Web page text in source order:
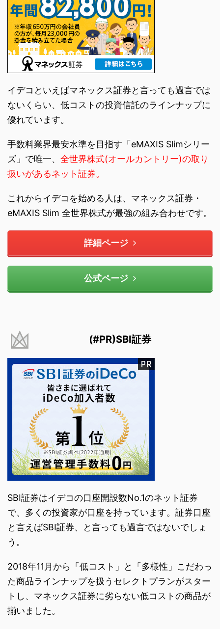
イデコといえばマネックス証券と言っても過言では
ないくらい、低コストの投資信託のラインナップに
優れています。
手数料業界最安水準を目指す「eMAXIS Slimシリー
ズ」で唯一、 全世界株式(オールカントリー)の取り
扱いがあるネット証券。
これからイデコを始める人は、マネックス証券・
eMAXIS Slim 全世界株式が最強の組み合わせです。
詳細ページ
公式ページ
(#PR)SBI証券
SBI証券はイデコの口座開設数No.1のネット証券
で、多くの投資家が口座を持っています。証券口座
と言えばSBI証券、と言っても過言ではないでしょ
う。
2018年11月から「低コスト」と「多様性」こだわっ
た商品ラインナップを扱うセレクトプランがスター
トし、マネックス証券に劣らない低コストの商品が
揃いました。